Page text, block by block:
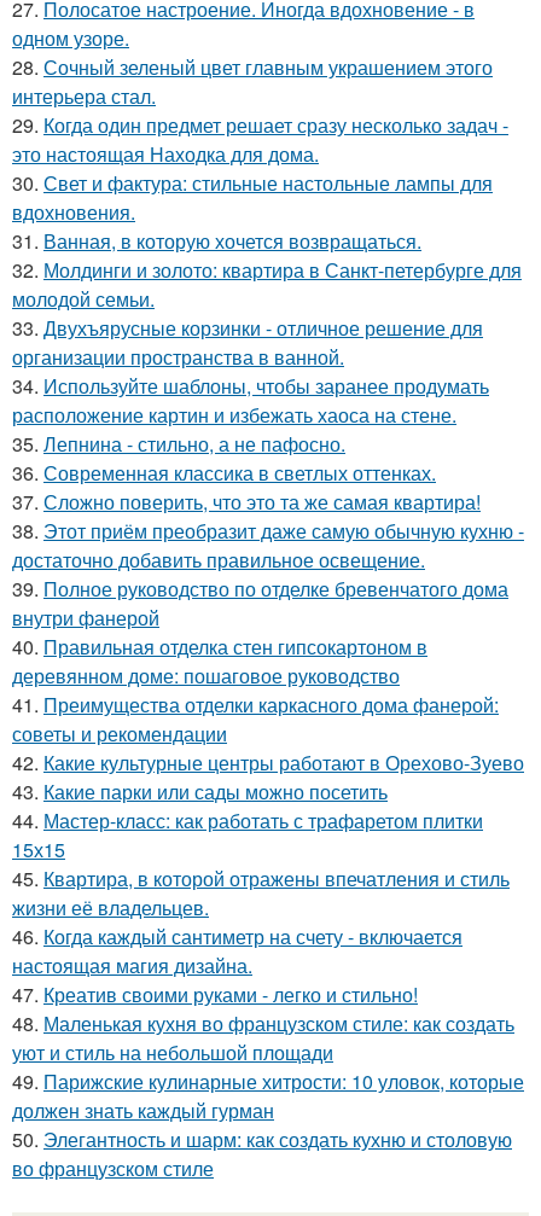
27. Полосатое настроение. Иногда вдохновение - в
одном узоре.
28. Сочный зеленый цвет главным украшением этого
интерьера стал.
29. Когда один предмет решает сразу несколько задач -
это настоящая Находка для дома.
30. Свет и фактура: стильные настольные лампы для
вдохновения.
31. Ванная, в которую хочется возвращаться.
32. Молдинги и золото: квартира в Санкт-петербурге для
молодой семьи.
33. Двухъярусные корзинки - отличное решение для
организации пространства в ванной.
34. Используйте шаблоны, чтобы заранее продумать
расположение картин и избежать хаоса на стене.
35. Лепнина - стильно, а не пафосно.
36. Современная классика в светлых оттенках.
37. Сложно поверить, что это та же самая квартира!
38. Этот приём преобразит даже самую обычную кухню -
достаточно добавить правильное освещение.
39. Полное руководство по отделке бревенчатого дома
внутри фанерой
40. Правильная отделка стен гипсокартоном в
деревянном доме: пошаговое руководство
41. Преимущества отделки каркасного дома фанерой:
советы и рекомендации
42. Какие культурные центры работают в Орехово-Зуево
43. Какие парки или сады можно посетить
44. Мастер-класс: как работать с трафаретом плитки
15х15
45. Квартира, в которой отражены впечатления и стиль
жизни её владельцев.
46. Когда каждый сантиметр на счету - включается
настоящая магия дизайна.
47. Креатив своими руками - легко и стильно!
48. Маленькая кухня во французском стиле: как создать
уют и стиль на небольшой площади
49. Парижские кулинарные хитрости: 10 уловок, которые
должен знать каждый гурман
50. Элегантность и шарм: как создать кухню и столовую
во французском стиле